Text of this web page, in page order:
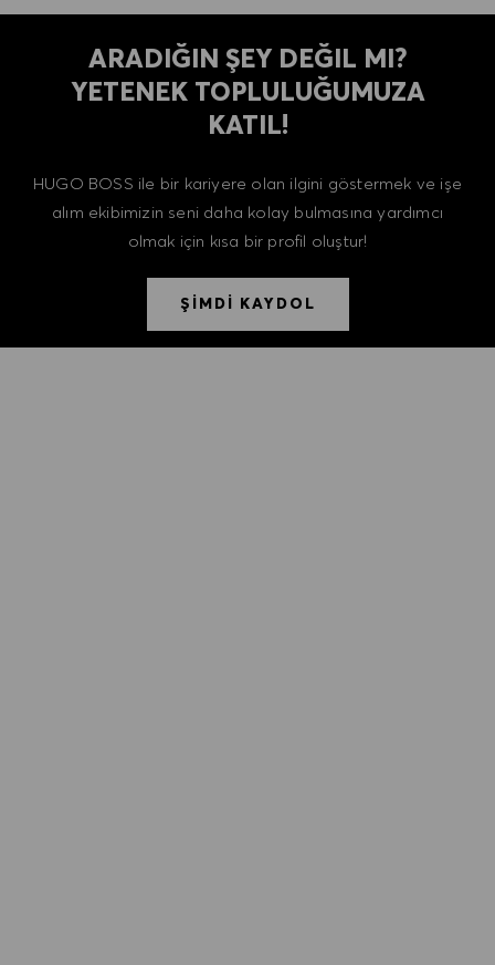
ARADIĞIN ŞEY DEĞIL MI?
YETENEK TOPLULUĞUMUZA
KATIL!
HUGO BOSS ile bir kariyere olan ilgini göstermek ve işe
alım ekibimizin seni daha kolay bulmasına yardımcı
olmak için kısa bir profil oluştur!
ŞİMDİ KAYDOL